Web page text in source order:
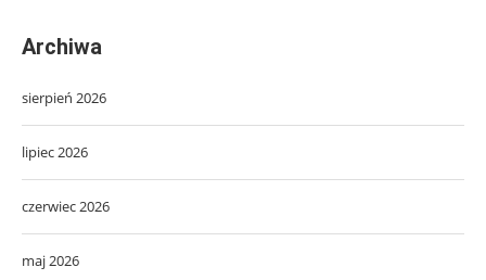
Archiwa
sierpień 2026
lipiec 2026
czerwiec 2026
maj 2026